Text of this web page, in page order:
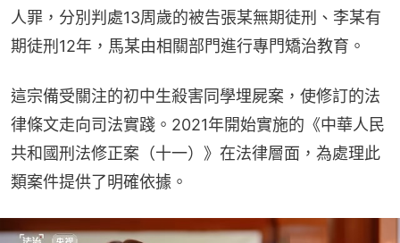
人罪，分別判處13周歲的被告張某無期徒刑、李某有
期徒刑12年，馬某由相關部門進行專門矯治教育。
這宗備受關注的初中生殺害同學埋屍案，使修訂的法
律條文走向司法實踐。2021年開始實施的《中華人民
共和國刑法修正案（十一）》在法律層面，為處理此
類案件提供了明確依據。